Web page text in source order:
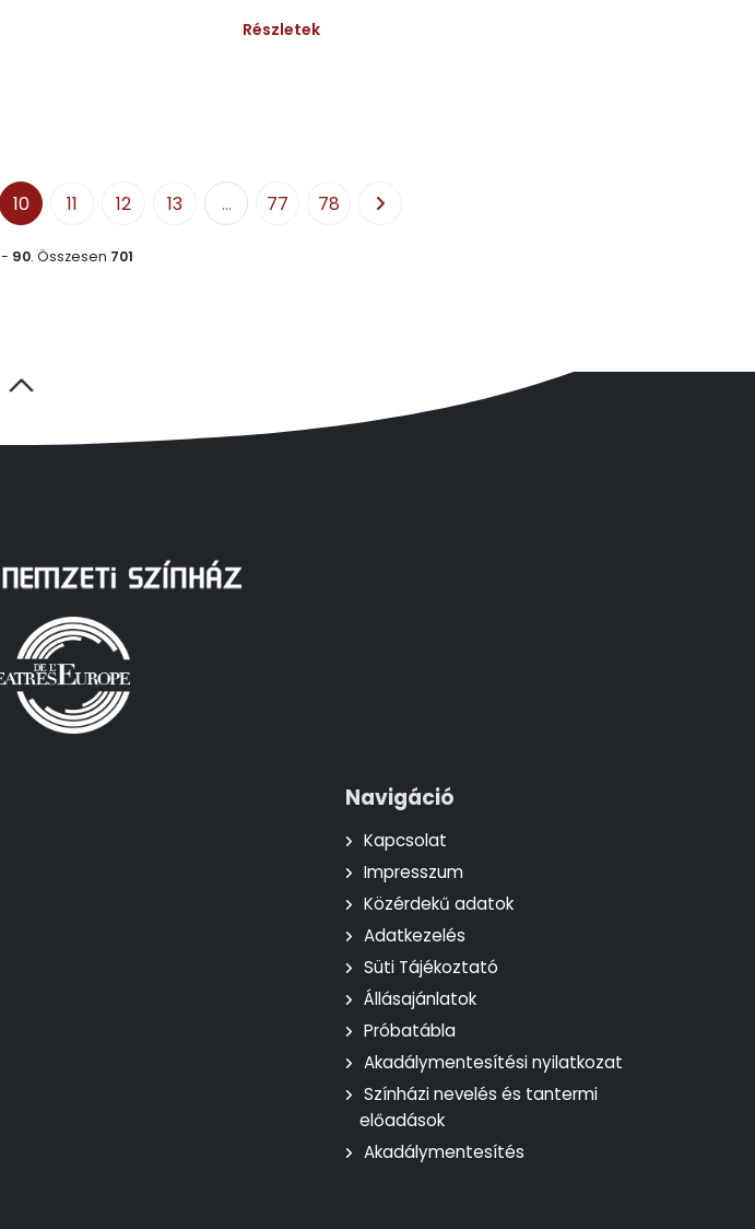
Részletek
10 11 12 13 ... 77 78
- 90. Összesen 701
Navigáció
Kapcsolat
Impresszum
Közérdekű adatok
Adatkezelés
Süti Tájékoztató
Állásajánlatok
Próbatábla
Akadálymentesítési nyilatkozat
Színházi nevelés és tantermi
előadások
Akadálymentesítés